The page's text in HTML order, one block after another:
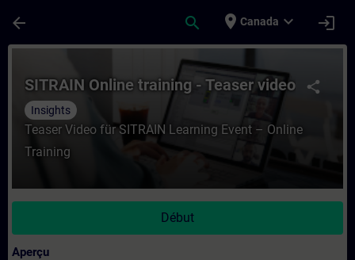
arrow_back search place Canada expand_more login
Cours - SITRAIN Online training -
share
SITRAIN Online training - Teaser video
Insights
Teaser Video für SITRAIN Learning Event – Online
Training
Début
Aperçu